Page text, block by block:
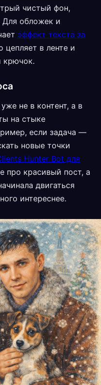
чистый фон,
Для обложек и
эффект текста за
в ленте и
крючок.
не в контент, а в
на стыке
если задача —
новые точки
Hunter Bot для
про красивый пост, а
двигаться
интереснее.